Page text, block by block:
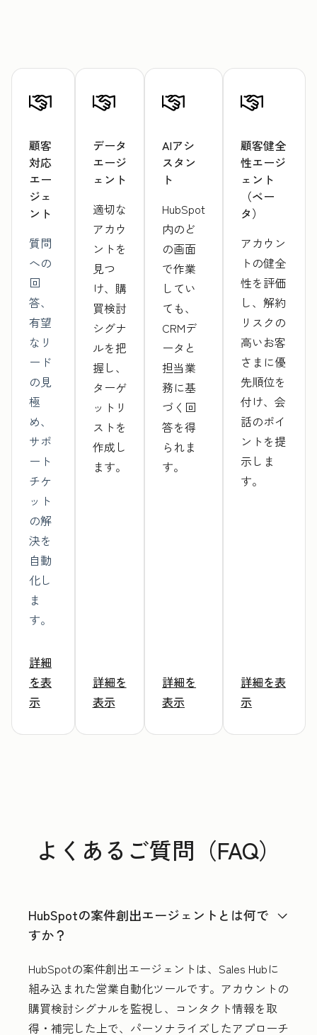
顧客
対応
エー
ジェ
ント
質問
への
回
答、
有望
なリ
ード
の見
極
め、
サポ
ート
チケ
ット
の解
決を
自動
化し
ま
す。
詳細
を表
示
データ
エージ
ェント
適切な
アカウ
ントを
見つ
け、購
買検討
シグナ
ルを把
握し、
ターゲ
ットリ
ストを
作成し
ます。
詳細を
表示
AIアシ
スタン
ト
HubSpot
内のど
の画面
で作業
してい
ても、
CRMデ
ータと
担当業
務に基
づく回
答を得
られま
す。
詳細を
表示
顧客健全
性エージ
ェント
（ベー
タ）
アカウン
トの健全
性を評価
し、解約
リスクの
高いお客
さまに優
先順位を
付け、会
話のポイ
ントを提
示しま
す。
詳細を表
示
よくあるご質問（FAQ）
HubSpotの案件創出エージェントとは何で
すか？
HubSpotの案件創出エージェントは、Sales Hubに
組み込まれた営業自動化ツールです。アカウントの
購買検討シグナルを監視し、コンタクト情報を取
得・補完した上で、パーソナライズしたアプローチ